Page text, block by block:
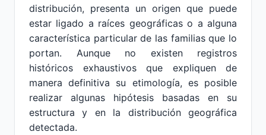
distribución, presenta un origen que puede
estar ligado a raíces geográficas o a alguna
característica particular de las familias que lo
portan. Aunque no existen registros
históricos exhaustivos que expliquen de
manera definitiva su etimología, es posible
realizar algunas hipótesis basadas en su
estructura y en la distribución geográfica
detectada.